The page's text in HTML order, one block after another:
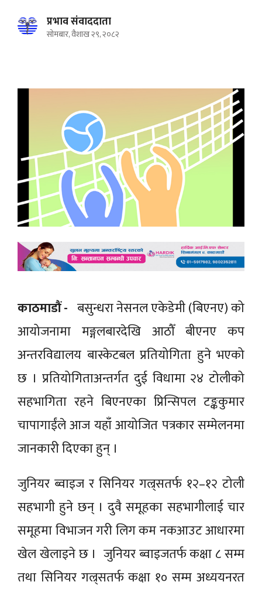
प्रभाव संवाददाता
सोमबार, वैशाख २९, २०८२
काठमाडौं - बसुन्धरा नेसनल एकेडेमी (बिएनए) को
आयोजनामा मङ्गलबारदेखि आठौँ बीएनए कप
अन्तरविद्यालय बास्केटबल प्रतियोगिता हुने भएको
छ । प्रतियोगिताअन्तर्गत दुई विधामा २४ टोलीको
सहभागिता रहने बिएनएका प्रिन्सिपल टङ्ककुमार
चापागाईंले आज यहाँ आयोजित पत्रकार सम्मेलनमा
जानकारी दिएका हुन् ।
जुनियर ब्वाइज र सिनियर गल्र्सतर्फ १२–१२ टोली
सहभागी हुने छन् । दुवै समूहका सहभागीलाई चार
समूहमा विभाजन गरी लिग कम नकआउट आधारमा
खेल खेलाइने छ । जुनियर ब्वाइजतर्फ कक्षा ८ सम्म
तथा सिनियर गल्र्सतर्फ कक्षा १० सम्म अध्ययनरत